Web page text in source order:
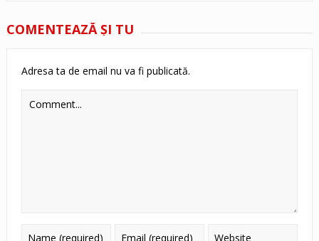
COMENTEAZĂ ŞI TU
Adresa ta de email nu va fi publicată.